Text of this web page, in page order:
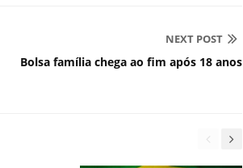
NEXT POST
Bolsa família chega ao fim após 18 anos